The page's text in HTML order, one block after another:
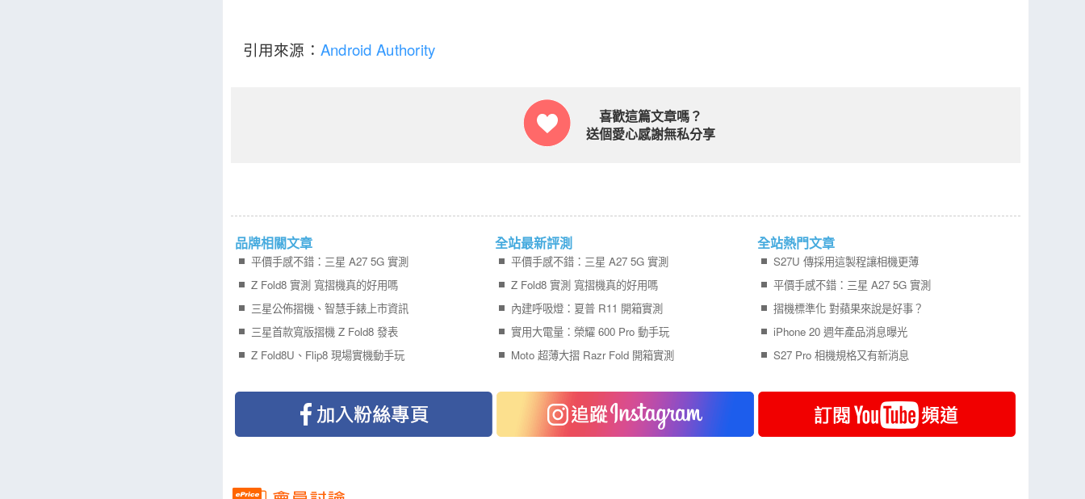
引用來源： Android Authority
喜歡這篇文章嗎？
送個愛心感謝無私分享
品牌相關文章
平價手感不錯：三星 A27 5G 實測
Z Fold8 實測 寬摺機真的好用嗎
三星公佈摺機、智慧手錶上市資訊
三星首款寬版摺機 Z Fold8 發表
Z Fold8U、Flip8 現場實機動手玩
全站最新評測
平價手感不錯：三星 A27 5G 實測
Z Fold8 實測 寬摺機真的好用嗎
內建呼吸燈：夏普 R11 開箱實測
實用大電量：榮耀 600 Pro 動手玩
Moto 超薄大摺 Razr Fold 開箱實測
全站熱門文章
S27U 傳採用這製程讓相機更薄
平價手感不錯：三星 A27 5G 實測
摺機標準化 對蘋果來說是好事？
iPhone 20 週年產品消息曝光
S27 Pro 相機規格又有新消息